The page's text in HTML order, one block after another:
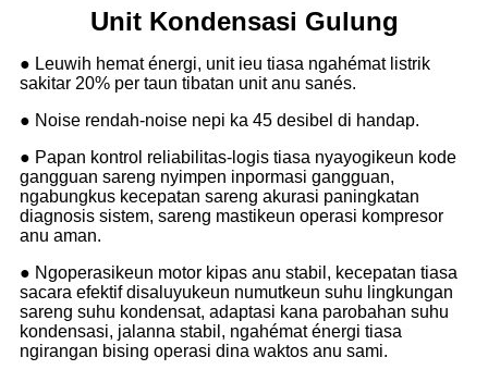
Unit Kondensasi Gulung
● Leuwih hemat énergi, unit ieu tiasa ngahémat listrik
sakitar 20% per taun tibatan unit anu sanés.
● Noise rendah-noise nepi ka 45 desibel di handap.
● Papan kontrol reliabilitas-logis tiasa nyayogikeun kode
gangguan sareng nyimpen inpormasi gangguan,
ngabungkus kecepatan sareng akurasi paningkatan
diagnosis sistem, sareng mastikeun operasi kompresor
anu aman.
● Ngoperasikeun motor kipas anu stabil, kecepatan tiasa
sacara efektif disaluyukeun numutkeun suhu lingkungan
sareng suhu kondensat, adaptasi kana parobahan suhu
kondensasi, jalanna stabil, ngahémat énergi tiasa
ngirangan bising operasi dina waktos anu sami.